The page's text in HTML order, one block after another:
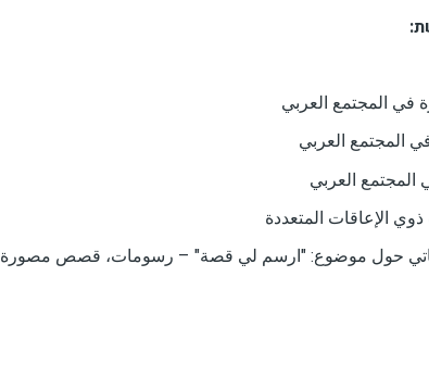
في المجتمع العربي
في المجتمع العربي
المجتمع العربي
الإعاقات المتعددة
حول موضوع: "ارسم لي قصة" – رسومات، قصص مصورة